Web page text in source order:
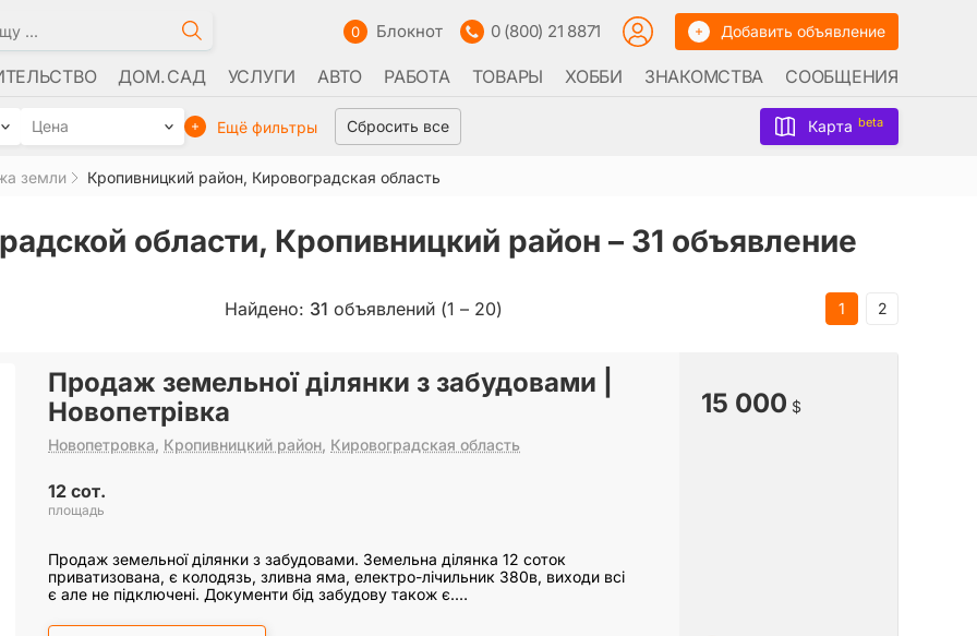
0 Блокнот 0 (800) 21 8871 Добавить объявление
ДОМ. САД УСЛУГИ АВТО РАБОТА ТОВАРЫ ХОББИ ЗНАКОМСТВА СООБЩЕНИЯ
Цена Ещё фильтры Сбросить все Карта beta
земли Кропивницкий район, Кировоградская область
области, Кропивницкий район – 31 объявление
Найдено: 31 объявлений (1 – 20) 1 2
Продаж земельної ділянки з забудовами |
Новопетрівка
Новопетровка Кропивницкий район Кировоградская область
12 сот.
площадь
Продаж земельної ділянки з забудовами. Земельна ділянка 12 соток
приватизована, є колодязь, зливна яма, електро-лічильник 380в, виходи всі
є але не підключені. Документи бід забудову також є.…
15 000 $